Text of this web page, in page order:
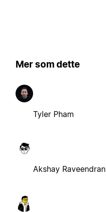
Mer som dette
Tyler Pham
Akshay Raveendran